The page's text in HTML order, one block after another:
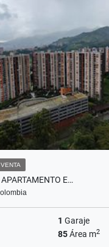
VENTA
E…
1 Garaje
85Área m2